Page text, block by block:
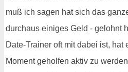
muß ich sagen hat sich das
durchaus einiges Geld - gelohnt
Date-Trainer oft mit dabei ist, hat
Moment geholfen aktiv zu